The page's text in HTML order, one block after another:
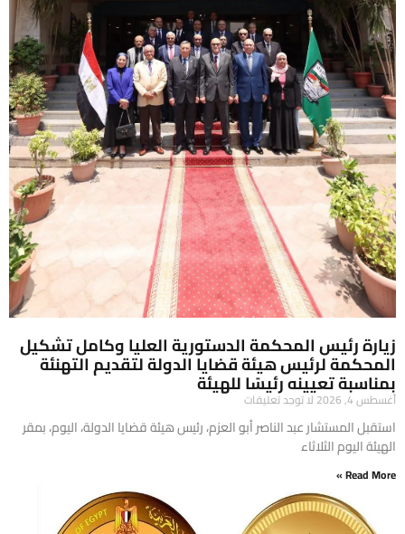
زيارة رئيس المحكمة الدستورية العليا وكامل تشكيل
المحكمة لرئيس هيئة قضايا الدولة لتقديم التهنئة
بمناسبة تعيينه رئيسًا للهيئة
أغسطس 4, 2026 لا توجد تعليقات
​استقبل المستشار عبد الناصر أبو العزم، رئيس هيئة قضايا الدولة، اليوم، بمقر
الهيئة اليوم الثلاثاء
Read More »